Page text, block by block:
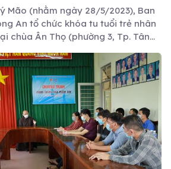
Mão (nhằm ngày 28/5/2023), Ban
An tổ chức khóa tu tuổi trẻ nhân
chùa Ân Thọ (phường 3, Tp. Tân
trình, từ 09g00 đến lúc 20g00
mãn.